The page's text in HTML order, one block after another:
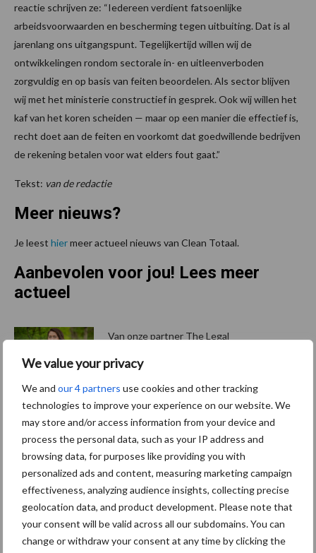
We value your privacy
We and our 4 partners use cookies and other tracking
technologies to improve your experience on our website. We
may store and/or access information from your device and
process the personal data, such as your IP address and
browsing data, for purposes like providing you with
personalized ads and content, measuring marketing campaign
effectiveness, analyzing audience insights, collecting precise
geolocation data, and product development. Please note that
your consent will be valid across all our subdomains. You can
change or withdraw your consent at any time by clicking the
reactie schrijven ze: “Iedereen verdient fatsoenlijke
arbeidsvoorwaarden en bescherming tegen uitbuiting. Dat is al
jarenlang ons uitgangspunt. Tegelijkertijd willen wij de
ontwikkelingen rondom sectorale in- en uitleenverboden
zorgvuldig en op basis van feiten beoordelen. Als sector blijven
wij met het ministerie constructief in gesprek. Ook wij willen het
kaf van het koren scheiden — maar op een manier die effectief is,
recht doet aan de feiten en voorkomt dat goedwillende bedrijven
de rekening betalen voor wat elders fout gaat.”
Tekst: van de redactie
Meer nieuws?
Je leest hiermeer actueel nieuws van Clean Totaal.
Aanbevolen voor jou! Lees meer
actueel
Van onze partner The Legal
Bescherming van
persoonsgegevens: grip op
de risico’s
Hervorming flexibele
arbeidscontracten kent
mitsen en maren
Freddy van de Ridder